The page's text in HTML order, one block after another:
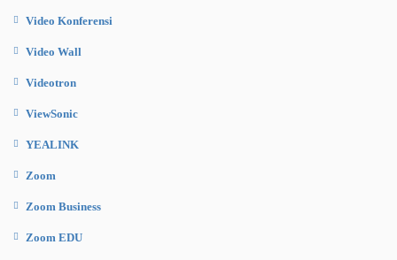
Video Konferensi
Video Wall
Videotron
ViewSonic
YEALINK
Zoom
Zoom Business
Zoom EDU